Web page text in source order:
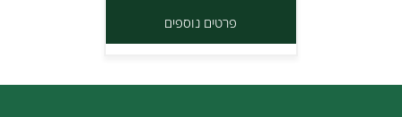
פרטים נוספים